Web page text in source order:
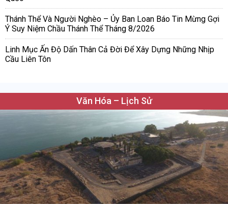
Thánh Thể Và Người Nghèo – Ủy Ban Loan Báo Tin Mừng Gợi
Ý Suy Niệm Chầu Thánh Thể Tháng 8/2026
Linh Mục Ấn Độ Dấn Thân Cả Đời Để Xây Dựng Những Nhịp
Cầu Liên Tôn
Văn Hóa – Lịch Sử